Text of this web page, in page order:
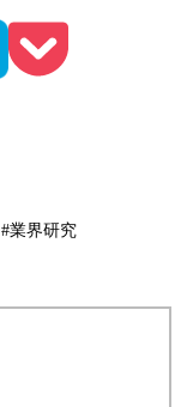
#業界研究